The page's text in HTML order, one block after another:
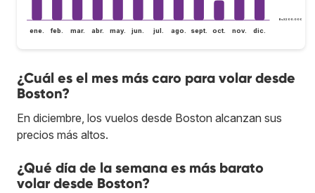
Bs.S200.000
ene. feb. mar. abr. may. jun. jul. ago. sept. oct. nov. dic.
¿Cuál es el mes más caro para volar desde
Boston?
En diciembre, los vuelos desde Boston alcanzan sus
precios más altos.
¿Qué día de la semana es más barato
volar desde Boston?